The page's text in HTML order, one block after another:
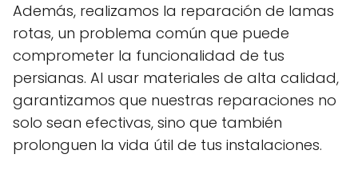
Además, realizamos la reparación de lamas
rotas, un problema común que puede
comprometer la funcionalidad de tus
persianas. Al usar materiales de alta calidad,
garantizamos que nuestras reparaciones no
solo sean efectivas, sino que también
prolonguen la vida útil de tus instalaciones.